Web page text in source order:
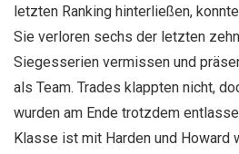
letzten Ranking hinterließen,
Sie verloren sechs der letzten
Siegesserien vermissen und
als Team. Trades klappten nicht,
wurden am Ende trotzdem
Klasse ist mit Harden und Howard